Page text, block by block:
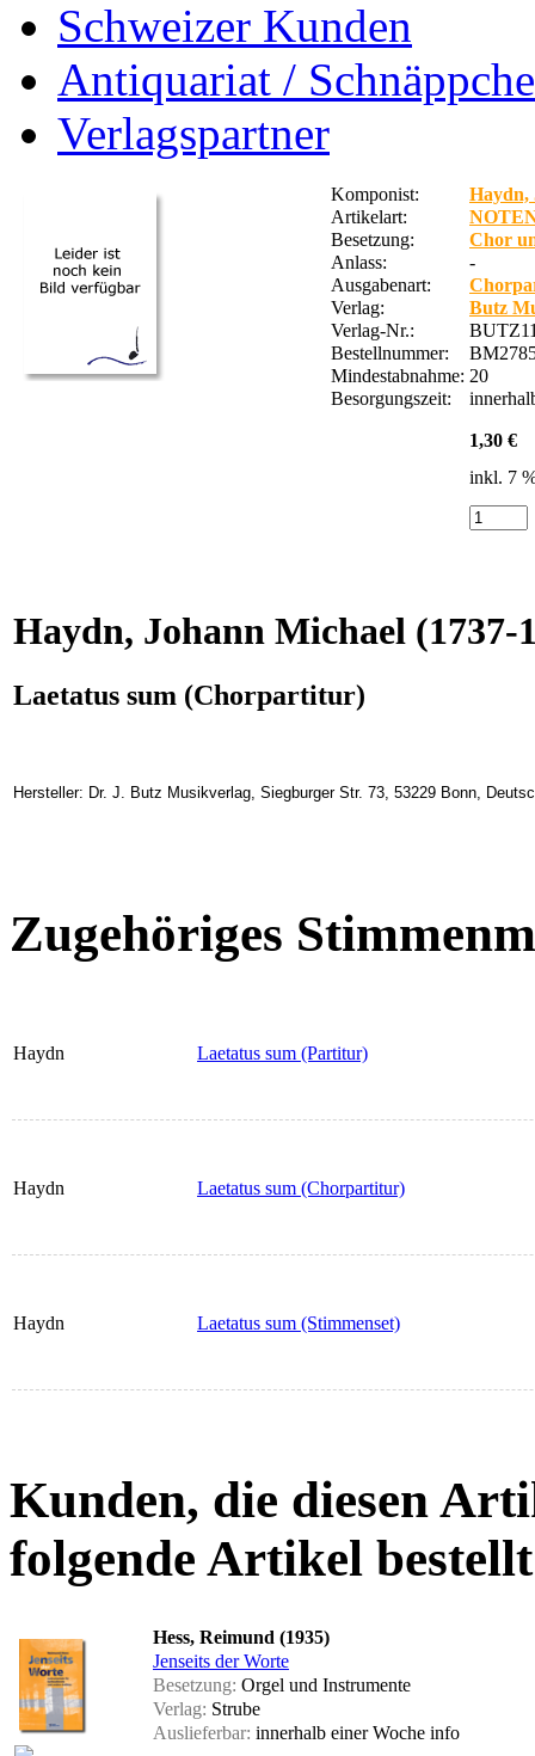
Schweizer Kunden
Antiquariat /
Verlagspartner
Komponist:
Haydn,
Artikelart:
Besetzung:
Chor
Anlass:
-
Ausgabenart:
Verlag:
Butz
Verlag-Nr.:
Bestellnummer:
Mindestabnahme: 20
Besorgungszeit:
1,30 €
inkl. 7
Haydn, Johann Michael (1737-
Laetatus sum (Chorpartitur)
Hersteller: Dr. J. Butz Musikverlag, Siegburger Str. 73, 53229 Bonn,
Zugehöriges
Haydn Laetatus sum (Partitur)
Haydn Laetatus sum (Chorpartitur)
Haydn Laetatus sum (Stimmenset)
Kunden, die diesen
folgende Artikel
Hess, Reimund (1935)
Jenseits der Worte
Besetzung: Orgel und Instrumente
Verlag: Strube
Auslieferbar: innerhalb einer Woche info